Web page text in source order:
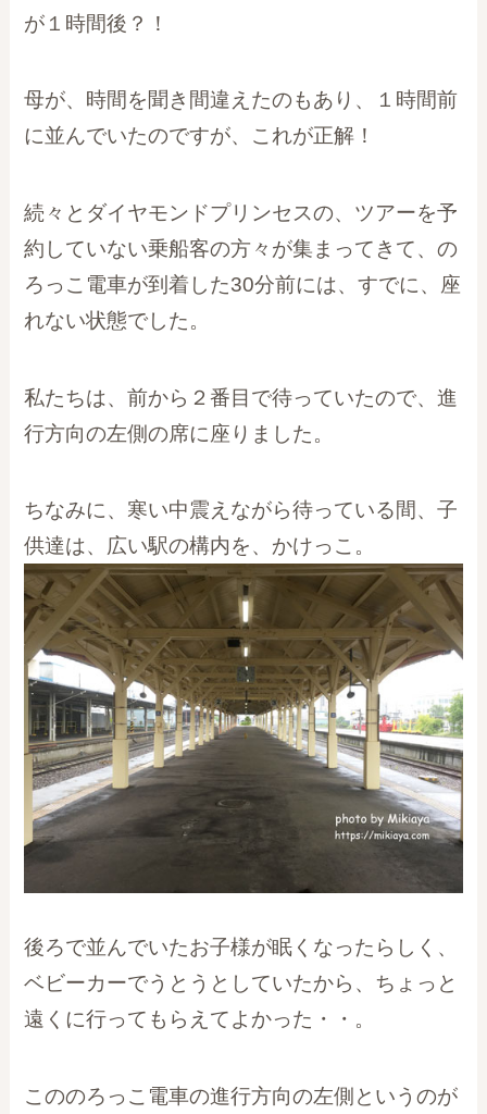
が１時間後？！
母が、時間を聞き間違えたのもあり、１時間前
に並んでいたのですが、これが正解！
続々とダイヤモンドプリンセスの、ツアーを予
約していない乗船客の方々が集まってきて、の
ろっこ電車が到着した30分前には、すでに、座
れない状態でした。
私たちは、前から２番目で待っていたので、進
行方向の左側の席に座りました。
ちなみに、寒い中震えながら待っている間、子
供達は、広い駅の構内を、かけっこ。
後ろで並んでいたお子様が眠くなったらしく、
ベビーカーでうとうとしていたから、ちょっと
遠くに行ってもらえてよかった・・。
こののろっこ電車の進行方向の左側というのが